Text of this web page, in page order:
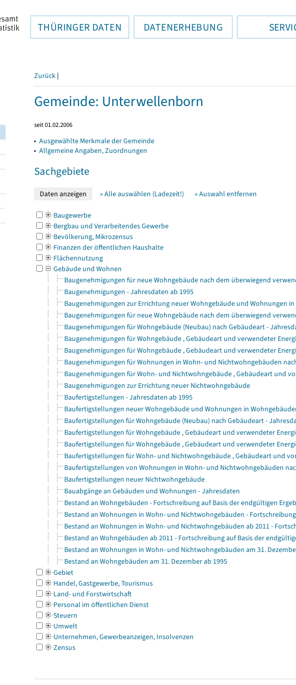
THÜRINGER DATEN DATENERHEBUNG
Zurück |
Gemeinde: Unterwellenborn
seit 01.02.2006
▸ Ausgewählte Merkmale der Gemeinde
▸ Allgemeine Angaben, Zuordnungen
Sachgebiete
» Alle auswählen (Ladezeit!) » Auswahl entfernen
Baugewerbe
Bergbau und Verarbeitendes Gewerbe
Bevölkerung, Mikrozensus
Finanzen der öffentlichen Haushalte
Flächennutzung
Gebäude und Wohnen
Baugenehmigungen für neue Wohngebäude nach dem überwiegend
Baugenehmigungen - Jahresdaten ab 1995
Baugenehmigungen zur Errichtung neuer Wohngebäude und Wohnungen
Baugenehmigungen für neue Wohngebäude nach dem überwiegend
Baugenehmigungen für Wohngebäude (Neubau) nach Gebäudeart -
Baugenehmigungen für Wohngebäude , Gebäudeart und verwendeter
Baugenehmigungen für Wohngebäude , Gebäudeart und verwendeter
Baugenehmigungen für Wohnungen in Wohn- und Nichtwohngebäuden
Baugenehmigungen für Wohn- und Nichtwohngebäude , Gebäudeart und
Baugenehmigungen zur Errichtung neuer Nichtwohngebäude
Baufertigstellungen - Jahresdaten ab 1995
Baufertigstellungen neuer Wohngebäude und Wohnungen in
Baufertigstellungen für Wohngebäude (Neubau) nach Gebäudeart -
Baufertigstellungen für Wohngebäude , Gebäudeart und verwendeter
Baufertigstellungen für Wohngebäude , Gebäudeart und verwendeter
Baufertigstellungen für Wohn- und Nichtwohngebäude , Gebäudeart und
Baufertigstellungen von Wohnungen in Wohn- und Nichtwohngebäuden
Baufertigstellungen neuer Nichtwohngebäude
Bauabgänge an Gebäuden und Wohnungen - Jahresdaten
Bestand an Wohngebäuden - Fortschreibung auf Basis der endgültigen
Bestand an Wohnungen in Wohn- und Nichtwohngebäuden -
Bestand an Wohnungen in Wohn- und Nichtwohngebäuden ab 2011 -
Bestand an Wohngebäuden ab 2011 - Fortschreibung auf Basis der
Bestand an Wohnungen in Wohn- und Nichtwohngebäuden am 31.
Bestand an Wohngebäuden am 31. Dezember ab 1995
Gebiet
Handel, Gastgewerbe, Tourismus
Land- und Forstwirtschaft
Personal im öffentlichen Dienst
Steuern
Umwelt
Unternehmen, Gewerbeanzeigen, Insolvenzen
Zensus